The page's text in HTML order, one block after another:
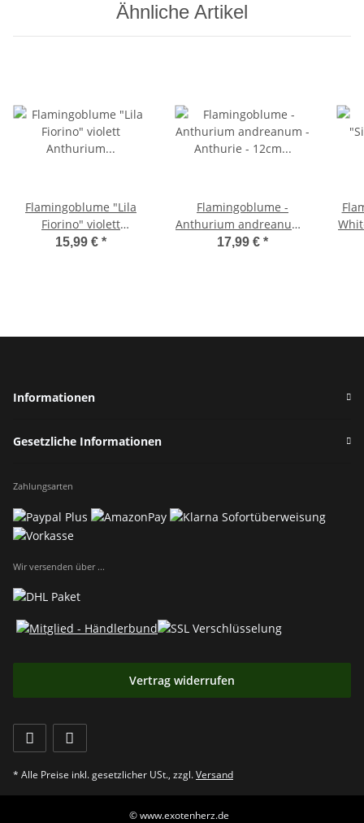
Ähnliche Artikel
Flamingoblume "Lila
Fiorino" violett
Anthurium andreanum
15,99 € *
Flamingoblume -
Anthurium andreanum -
Anthurie - 12cm Topf -
17,99 € *
Informationen
Gesetzliche Informationen
Zahlungsarten
Wir versenden über ...
Vertrag widerrufen
* Alle Preise inkl. gesetzlicher USt., zzgl.Versand
© www.exotenherz.de